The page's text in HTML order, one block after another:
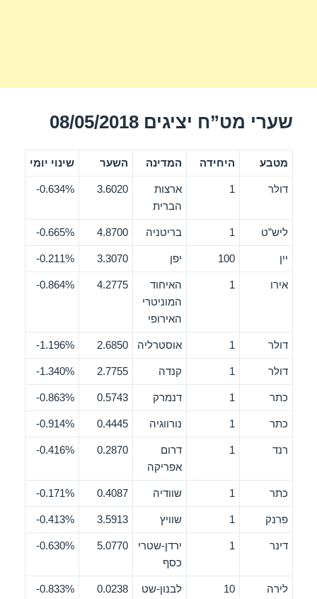
שערי מט”ח יציגים 08/05/2018
מטבע היחידה המדינה השער שינוי יומי
דולר 1
ארצות
הברית
3.6020
0.634%-
ליש”ט 1 בריטניה 4.8700
0.665%-
יין 100 יפן 3.3070
0.211%-
אירו 1
האיחוד
המוניטרי
האירופי
4.2775
0.864%-
דולר 1 אוסטרליה 2.6850
1.196%-
דולר 1 קנדה 2.7755
1.340%-
כתר 1 דנמרק 0.5743
0.863%-
כתר 1 נורווגיה 0.4445
0.914%-
רנד 1
דרום
אפריקה
0.2870
0.416%-
כתר 1 שוודיה 0.4087
0.171%-
פרנק 1 שוויץ 3.5913
0.413%-
דינר 1
ירדן-שטרי
כסף
5.0770
0.630%-
לירה 10
לבנון-שט
0.0238
0.833%-